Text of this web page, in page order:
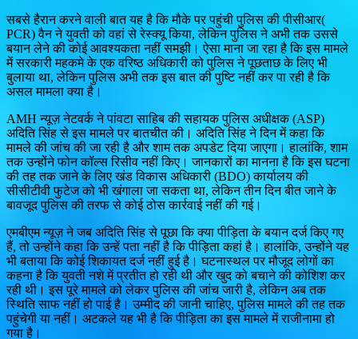
सबसे हैरान करने वाली बात यह है कि मौके पर पहुंची पुलिस की पीसीआर(
PCR) वैन ने युवती को वहां से रेस्क्यू किया, लेकिन पुलिस ने अभी तक उससे
बयान लेने की कोई आवश्यकता नहीं समझी। ऐसा माना जा रहा है कि इस मामले
में सरकारी महकमे के एक वरिष्ठ अधिकारी को पुलिस ने पूछताछ के लिए भी
बुलाया था, लेकिन पुलिस अभी तक इस बात की पुष्टि नहीं कर पा रही है कि
असल मामला क्या है।
AMH न्यूज़ नेटवर्क ने पांवटा साहिब की सहायक पुलिस अधीक्षक (ASP)
अदिति सिंह से इस मामले पर बातचीत की। अदिति सिंह ने दिन में कहा कि
मामले की जांच की जा रही है और शाम तक अपडेट दिया जाएगा। हालांकि, शाम
तक उन्होंने फोन कॉल्स रिसीव नहीं किए। जानकारों का मानना है कि इस घटना
की तह तक जाने के लिए खंड विकास अधिकारी (BDO) कार्यालय की
सीसीटीवी फुटेज को भी खंगाला जा सकता था, लेकिन तीन दिन बीत जाने के
बावजूद पुलिस की तरफ से कोई ठोस कार्रवाई नहीं की गई।
एमबीएम न्यूज़ ने जब अदिति सिंह से पूछा कि क्या पीड़िता के बयान दर्ज किए गए
हैं, तो उन्होंने कहा कि उन्हें पता नहीं है कि पीड़िता कहां है। हालांकि, उन्होंने यह
भी बताया कि कोई शिकायत दर्ज नहीं हुई है। घटनास्थल पर मौजूद लोगों का
कहना है कि युवती नशे में प्रतीत हो रही थी और खुद को बचाने की कोशिश कर
रही थी। इस पूरे मामले को लेकर पुलिस की जांच जारी है, लेकिन अब तक
स्थिति साफ नहीं हो पाई है। उम्मीद की जानी चाहिए, पुलिस मामले की तह तक
पहुंचेगी या नहीं। अटकले यह भी है कि पीड़िता का इस मामले में राजीनामा हो
गया है।